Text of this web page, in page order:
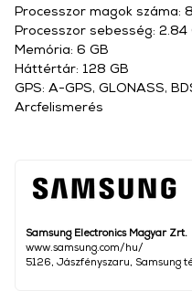
Samsung Electronics Magyar Zrt.
www.samsung.com/hu/
5126, Jászfényszaru, Samsung
Processzor magok száma: 8
Processzor sebesség: 2.84
Memória: 6 GB
Háttértár: 128 GB
GPS: A-GPS, GLONASS,
Arcfelismerés